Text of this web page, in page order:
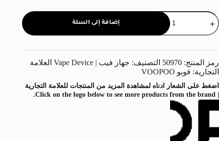
إضافة إلى السلة
رمز المنتج: 50970 التصنيف: جهاز فيب | Vape Device
العلامة
التجارية: فوبو VOOPOO
اضغط على الشعار ادناه لمشاهدة المزيد من المنتجات للعلامة التجارية
| Click on the logo below to see more products from the brand.